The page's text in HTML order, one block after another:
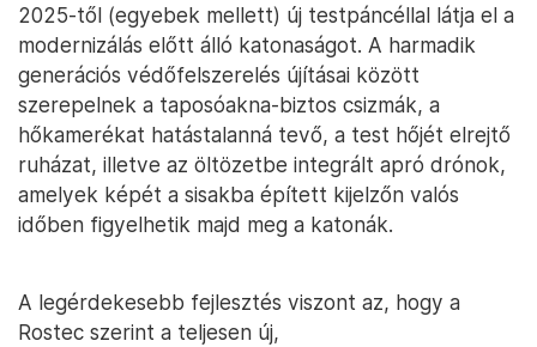
2025-től (egyebek mellett) új testpáncéllal látja el a
modernizálás előtt álló katonaságot. A harmadik
generációs védőfelszerelés újításai között
szerepelnek a taposóakna-biztos csizmák, a
hőkamerékat hatástalanná tevő, a test hőjét elrejtő
ruházat, illetve az öltözetbe integrált apró drónok,
amelyek képét a sisakba épített kijelzőn valós
időben figyelhetik majd meg a katonák.
A legérdekesebb fejlesztés viszont az, hogy a
Rostec szerint a teljesen új,